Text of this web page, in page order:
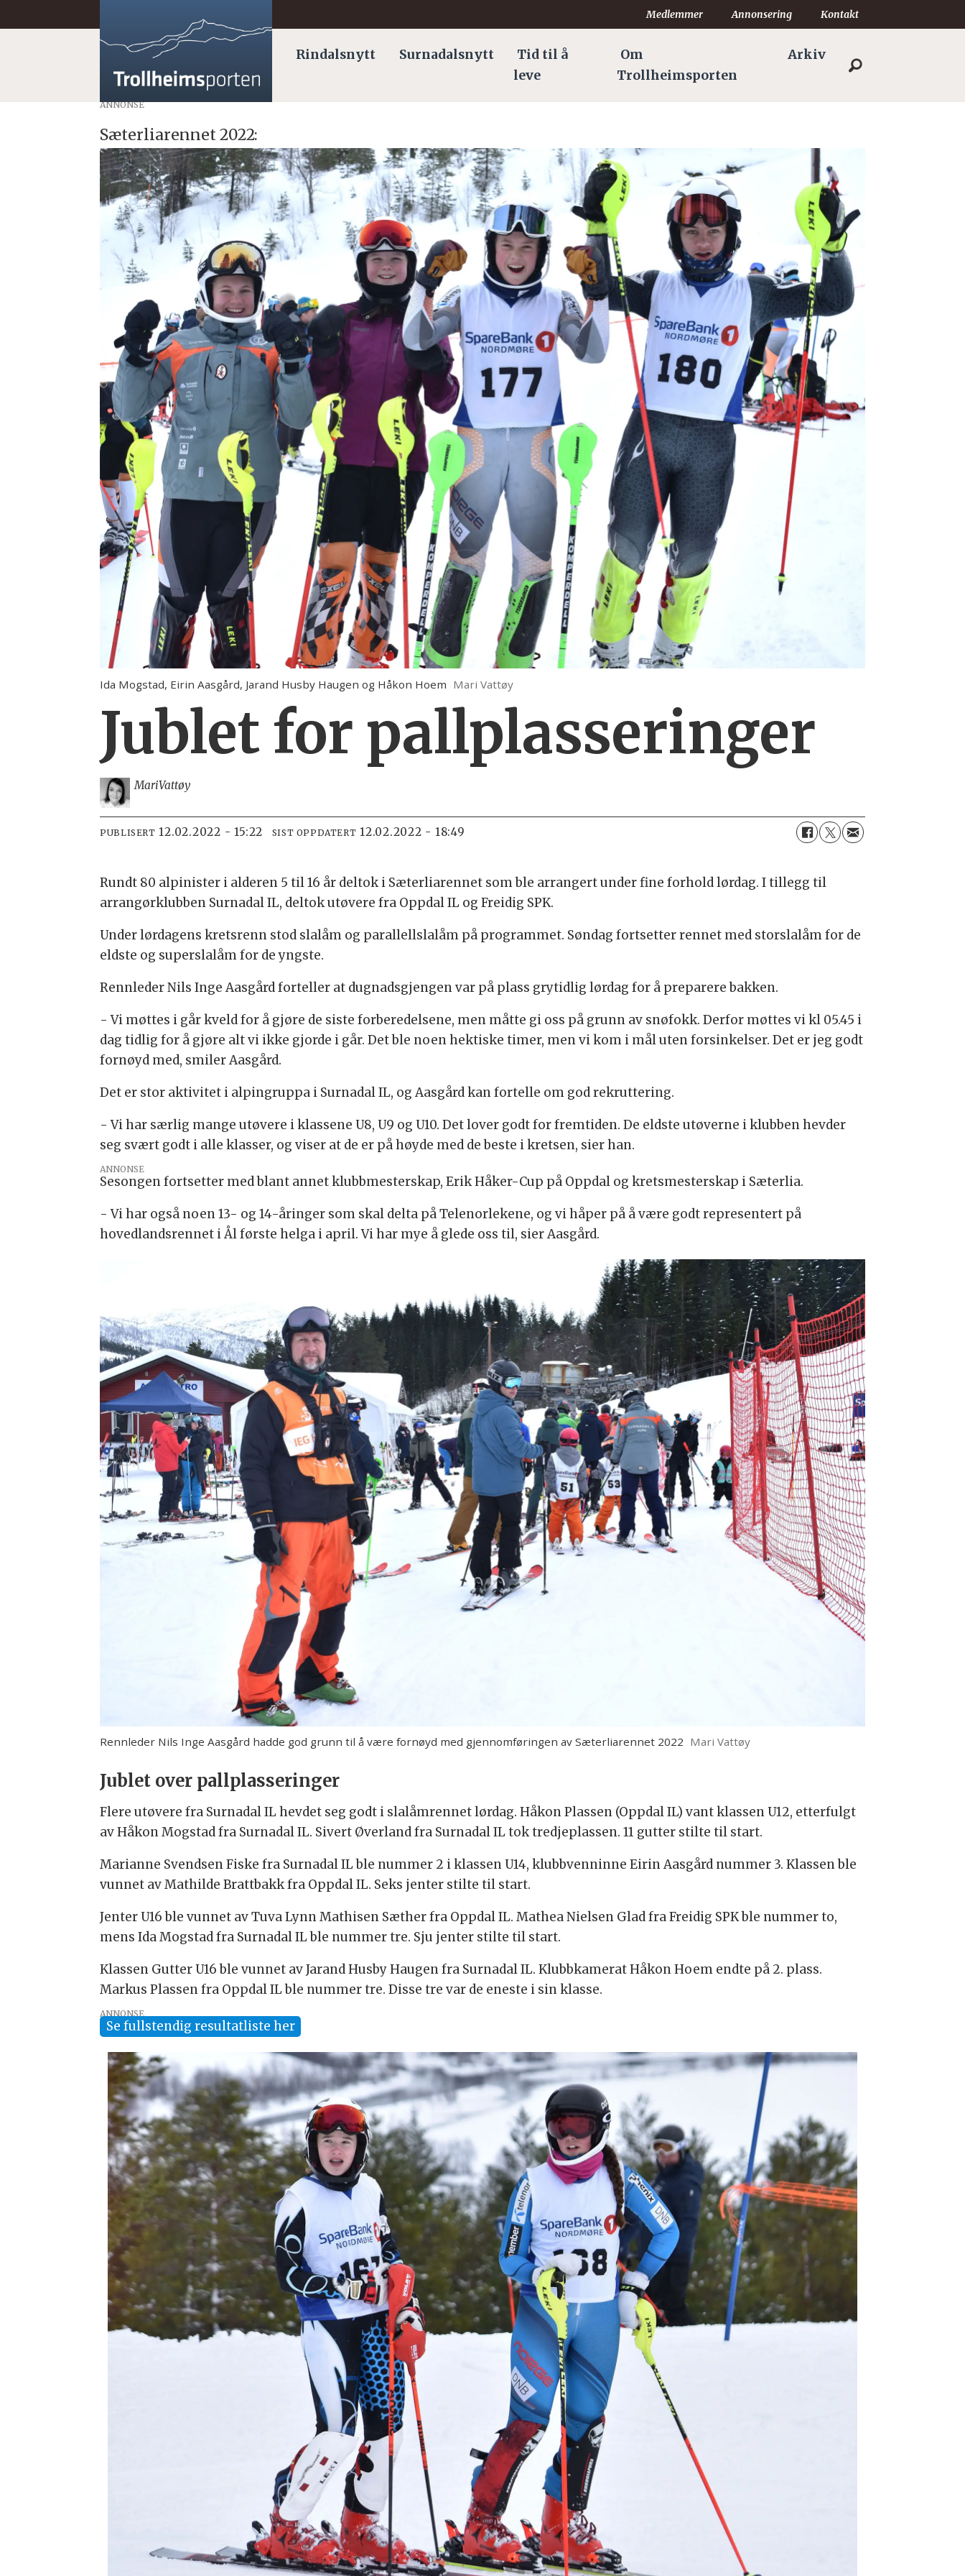
Medlemmer Annonsering Kontakt
Rindalsnytt Surnadalsnytt
Tid til å
leve
Om
Trollheimsporten
Arkiv
ANNONSE
Sæterliarennet 2022:
Ida Mogstad, Eirin Aasgård, Jarand Husby Haugen og Håkon Hoem Mari Vattøy
Jublet for pallplasseringer
MariVattøy
PUBLISERT 12.02.2022 - 15:22 SIST OPPDATERT 12.02.2022 - 18:49
Rundt 80 alpinister i alderen 5 til 16 år deltok i Sæterliarennet som ble arrangert under fine forhold lørdag. I tillegg til
arrangørklubben Surnadal IL, deltok utøvere fra Oppdal IL og Freidig SPK.
Under lørdagens kretsrenn stod slalåm og parallellslalåm på programmet. Søndag fortsetter rennet med storslalåm for de
eldste og superslalåm for de yngste.
Rennleder Nils Inge Aasgård forteller at dugnadsgjengen var på plass grytidlig lørdag for å preparere bakken.
- Vi møttes i går kveld for å gjøre de siste forberedelsene, men måtte gi oss på grunn av snøfokk. Derfor møttes vi kl 05.45 i
dag tidlig for å gjøre alt vi ikke gjorde i går. Det ble noen hektiske timer, men vi kom i mål uten forsinkelser. Det er jeg godt
fornøyd med, smiler Aasgård.
Det er stor aktivitet i alpingruppa i Surnadal IL, og Aasgård kan fortelle om god rekruttering.
- Vi har særlig mange utøvere i klassene U8, U9 og U10. Det lover godt for fremtiden. De eldste utøverne i klubben hevder
seg svært godt i alle klasser, og viser at de er på høyde med de beste i kretsen, sier han.
ANNONSE
Sesongen fortsetter med blant annet klubbmesterskap, Erik Håker-Cup på Oppdal og kretsmesterskap i Sæterlia.
- Vi har også noen 13- og 14-åringer som skal delta på Telenorlekene, og vi håper på å være godt representert på
hovedlandsrennet i Ål første helga i april. Vi har mye å glede oss til, sier Aasgård.
Rennleder Nils Inge Aasgård hadde god grunn til å være fornøyd med gjennomføringen av Sæterliarennet 2022 Mari Vattøy
Jublet over pallplasseringer
Flere utøvere fra Surnadal IL hevdet seg godt i slalåmrennet lørdag. Håkon Plassen (Oppdal IL) vant klassen U12, etterfulgt
av Håkon Mogstad fra Surnadal IL. Sivert Øverland fra Surnadal IL tok tredjeplassen. 11 gutter stilte til start.
Marianne Svendsen Fiske fra Surnadal IL ble nummer 2 i klassen U14, klubbvenninne Eirin Aasgård nummer 3. Klassen ble
vunnet av Mathilde Brattbakk fra Oppdal IL. Seks jenter stilte til start.
Jenter U16 ble vunnet av Tuva Lynn Mathisen Sæther fra Oppdal IL. Mathea Nielsen Glad fra Freidig SPK ble nummer to,
mens Ida Mogstad fra Surnadal IL ble nummer tre. Sju jenter stilte til start.
Klassen Gutter U16 ble vunnet av Jarand Husby Haugen fra Surnadal IL. Klubbkamerat Håkon Hoem endte på 2. plass.
Markus Plassen fra Oppdal IL ble nummer tre. Disse tre var de eneste i sin klasse.
ANNONSE
Se fullstendig resultatliste her